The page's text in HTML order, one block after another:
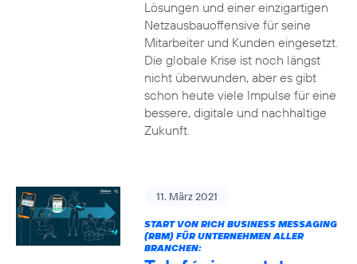
Lösungen und einer einzigartigen
Netzausbauoffensive für seine
Mitarbeiter und Kunden eingesetzt.
Die globale Krise ist noch längst
nicht überwunden, aber es gibt
schon heute viele Impulse für eine
bessere, digitale und nachhaltige
Zukunft.
11. März 2021
START VON RICH BUSINESS MESSAGING
(RBM) FÜR UNTERNEHMEN ALLER
BRANCHEN: